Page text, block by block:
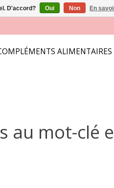
ALIMENTAIRES
au mot-clé
D'accord? Oui Non En